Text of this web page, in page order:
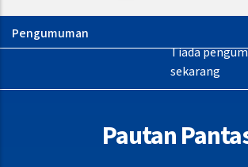
Tiada
sekarang
Pautan